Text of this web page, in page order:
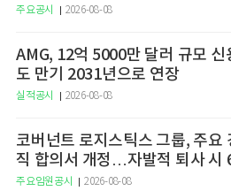
주요공시 2026-08-08
AMG, 12억 5000만 달러 규모 신
도 만기 2031년으로 연장
실적공시 2026-08-08
코버넌트 로지스틱스 그룹, 주요
직 합의서 개정…자발적 퇴사 시
여 지급
주요임원공시 2026-08-08